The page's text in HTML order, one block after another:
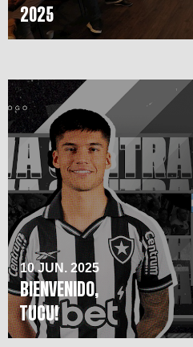
2025
10 JUN. 2025
BIENVENIDO,
TUCU!